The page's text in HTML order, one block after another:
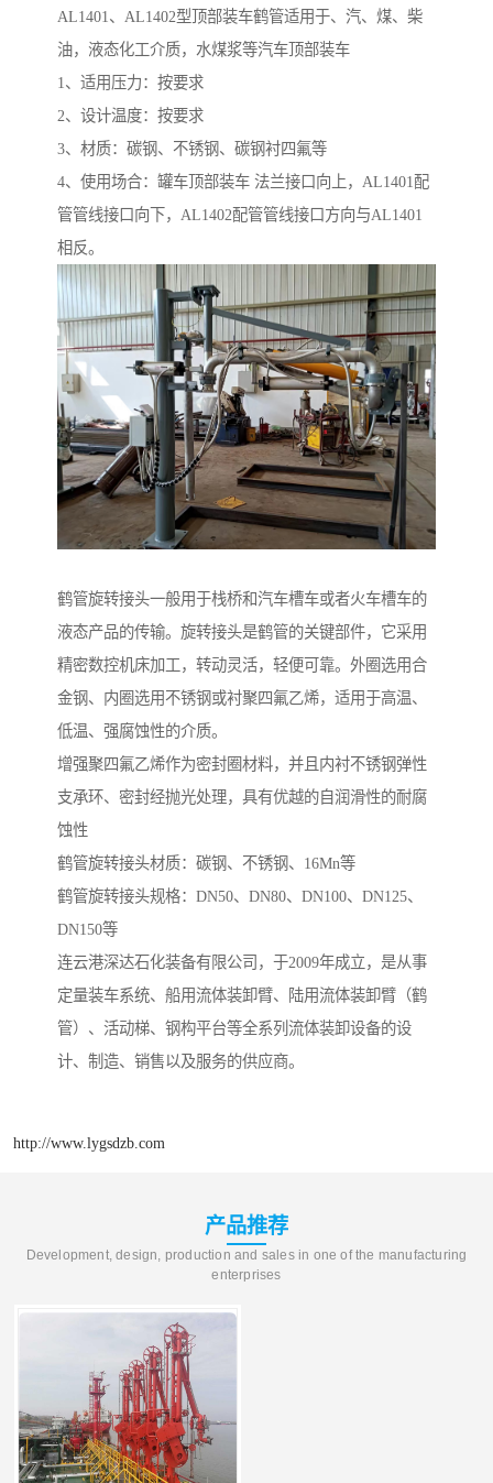
AL1401、AL1402型顶部装车鹤管适用于、汽、煤、柴
油，液态化工介质，水煤浆等汽车顶部装车
1、适用压力：按要求
2、设计温度：按要求
3、材质：碳钢、不锈钢、碳钢衬四氟等
4、使用场合：罐车顶部装车 法兰接口向上，AL1401配
管管线接口向下，AL1402配管管线接口方向与AL1401
相反。
鹤管旋转接头一般用于栈桥和汽车槽车或者火车槽车的
液态产品的传输。旋转接头是鹤管的关键部件，它采用
精密数控机床加工，转动灵活，轻便可靠。外圈选用合
金钢、内圈选用不锈钢或衬聚四氟乙烯，适用于高温、
低温、强腐蚀性的介质。
增强聚四氟乙烯作为密封圈材料，并且内衬不锈钢弹性
支承环、密封经抛光处理，具有优越的自润滑性的耐腐
蚀性
鹤管旋转接头材质：碳钢、不锈钢、16Mn等
鹤管旋转接头规格：DN50、DN80、DN100、DN125、
DN150等
连云港深达石化装备有限公司，于2009年成立，是从事
定量装车系统、船用流体装卸臂、陆用流体装卸臂（鹤
管）、活动梯、钢构平台等全系列流体装卸设备的设
计、制造、销售以及服务的供应商。
http://www.lygsdzb.com
产品推荐
Development, design, production and sales in one of the manufacturing
enterprises